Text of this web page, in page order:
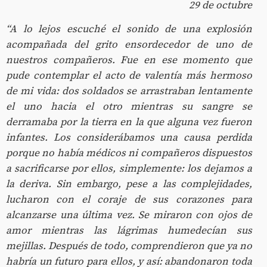
29 de octubre
“A lo lejos escuché el sonido de una explosión
acompañada del grito ensordecedor de uno de
nuestros compañeros. Fue en ese momento que
pude contemplar el acto de valentía más hermoso
de mi vida: dos soldados se arrastraban lentamente
el uno hacia el otro mientras su sangre se
derramaba por la tierra en la que alguna vez fueron
infantes. Los considerábamos una causa perdida
porque no había médicos ni compañeros dispuestos
a sacrificarse por ellos, simplemente: los dejamos a
la deriva. Sin embargo, pese a las complejidades,
lucharon con el coraje de sus corazones para
alcanzarse una última vez. Se miraron con ojos de
amor mientras las lágrimas humedecían sus
mejillas. Después de todo, comprendieron que ya no
habría un futuro para ellos, y así: abandonaron toda